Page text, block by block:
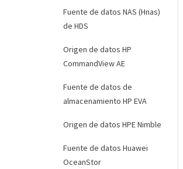
Fuente de datos NAS (Hnas)
de HDS
Origen de datos HP
CommandView AE
Fuente de datos de
almacenamiento HP EVA
Origen de datos HPE Nimble
Fuente de datos Huawei
OceanStor